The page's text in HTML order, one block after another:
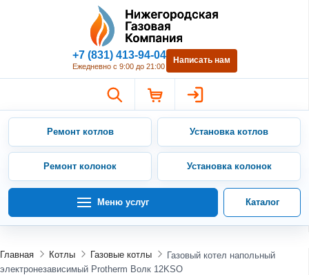
Нижегородская Газовая
+7 (831) 413-94-04
Ежедневно с 9:00 до 21:00
Написать нам
Ремонт котлов Установка котлов
Ремонт колонок Установка колонок
Меню услуг Каталог
Главная Котлы Газовые котлы
Газовый котел напольный
электронезависимый Protherm Волк 12KSO